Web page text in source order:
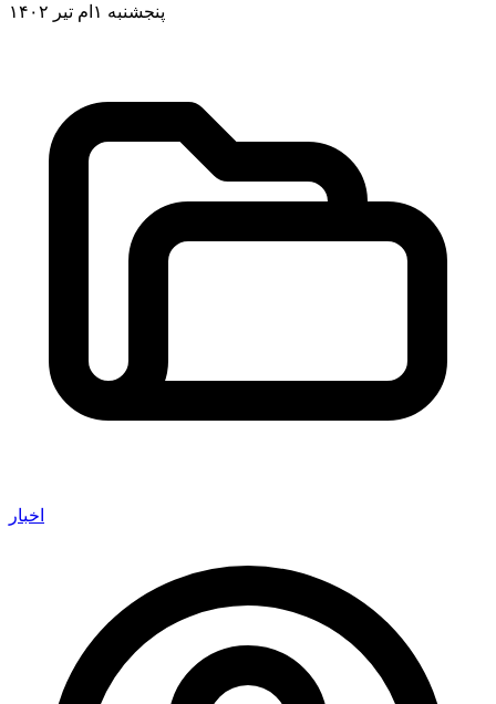
پنجشنبه ۱ام تیر ۱۴۰۲
اخبار